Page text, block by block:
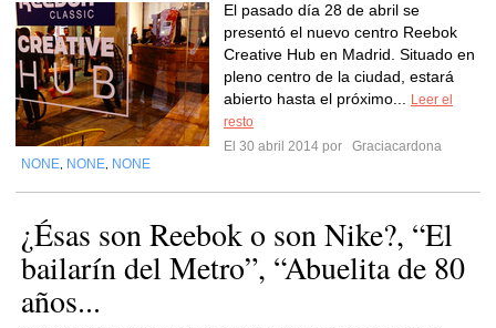
El pasado día 28 de abril se
presentó el nuevo centro Reebok
Creative Hub en Madrid. Situado en
pleno centro de la ciudad, estará
abierto hasta el próximo...
Leer el
resto
El 30 abril 2014 por
Graciacardona
NONE NONE NONE
¿Ésas son Reebok o son Nike?, “El
bailarín del Metro”, “Abuelita de 80
años...